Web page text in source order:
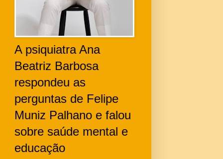
A psiquiatra Ana
Beatriz Barbosa
respondeu as
perguntas de Felipe
Muniz Palhano e falou
sobre saúde mental e
educação